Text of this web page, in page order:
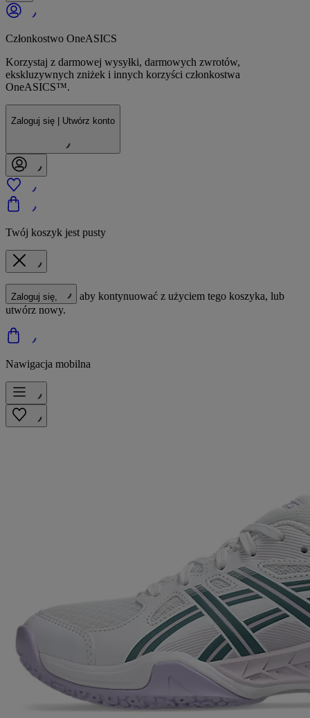
Członkostwo OneASICS
Korzystaj z darmowej wysyłki, darmowych zwrotów,
ekskluzywnych zniżek i innych korzyści członkostwa
OneASICS™.
Zaloguj się | Utwórz konto
Twój koszyk jest pusty
Zaloguj się,
aby kontynuować z użyciem tego koszyka, lub
utwórz nowy.
Nawigacja mobilna